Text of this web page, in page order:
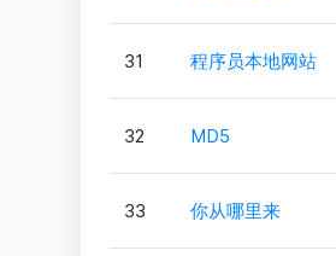
31 程序员本地网站
32 MD5
33 你从哪里来